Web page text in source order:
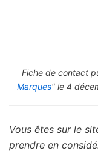
Fiche de contact
Marques" le 4
Vous êtes sur le
prendre en